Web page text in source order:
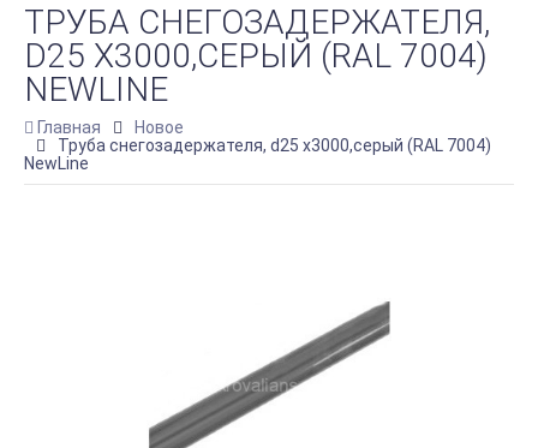
ТРУБА СНЕГОЗАДЕРЖАТЕЛЯ,
D25 Х3000,СЕРЫЙ (RAL 7004)
NEWLINE
Главная
Новое
Труба снегозадержателя, d25 х3000,серый (RAL 7004)
NewLine